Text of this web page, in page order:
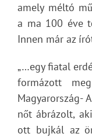
amely méltó
a ma 100 éve
Innen már az
„…egy fiatal
formázott
Magyarország-
nőt ábrázolt,
ott bujkál az